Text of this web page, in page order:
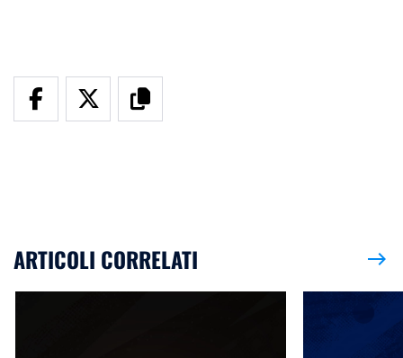
ARTICOLI CORRELATI east